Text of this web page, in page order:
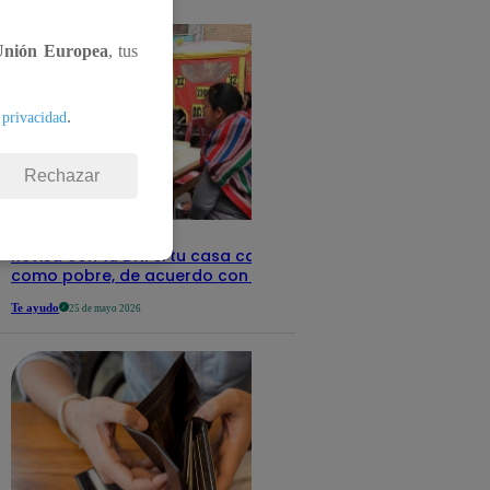
detalles
Revisa con tu DNI si tu casa califica
como pobre, de acuerdo con el Sisfoh
Te ayudo 25 de mayo 2026
Europea, tus
.
Rechazar